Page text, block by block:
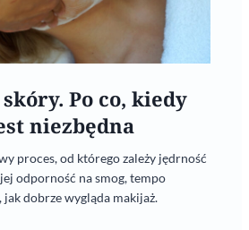
Po co, kiedy
niezbędna
proces, od którego zależy jędrność
odporność na smog, tempo
jak dobrze wygląda makijaż.